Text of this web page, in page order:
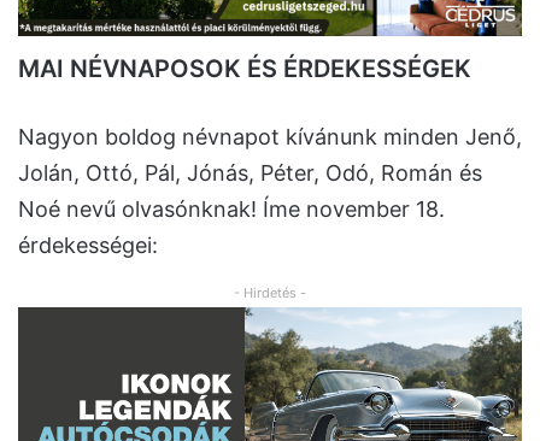
MAI NÉVNAPOSOK ÉS ÉRDEKESSÉGEK
Nagyon boldog névnapot kívánunk minden Jenő,
Jolán, Ottó, Pál, Jónás, Péter, Odó, Román és
Noé nevű olvasónknak! Íme november 18.
érdekességei:
- Hirdetés -